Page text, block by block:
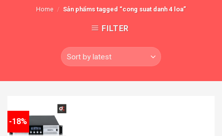
Home / Sản phẩms tagged “cong suat danh 4 loa”
FILTER
-18%